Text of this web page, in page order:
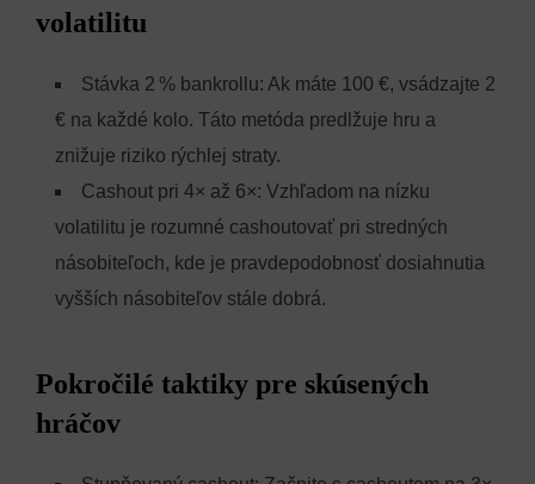
volatilitu
Stávka 2 % bankrollu: Ak máte 100 €, vsádzajte 2
€ na každé kolo. Táto metóda predlžuje hru a
znižuje riziko rýchlej straty.
Cashout pri 4× až 6×: Vzhľadom na nízku
volatilitu je rozumné cashoutovať pri stredných
násobiteľoch, kde je pravdepodobnosť dosiahnutia
vyšších násobiteľov stále dobrá.
Pokročilé taktiky pre skúsených
hráčov